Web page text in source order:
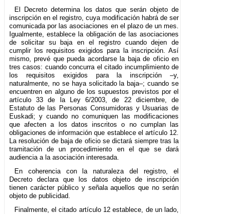
El Decreto determina los datos que serán objeto de
inscripción en el registro, cuya modificación habrá de ser
comunicada por las asociaciones en el plazo de un mes.
Igualmente, establece la obligación de las asociaciones
de solicitar su baja en el registro cuando dejen de
cumplir los requisitos exigidos para la inscripción. Así
mismo, prevé que pueda acordarse la baja de oficio en
tres casos: cuando concurra el citado incumplimiento de
los requisitos exigidos para la inscripción –y,
naturalmente, no se haya solicitado la baja–; cuando se
encuentren en alguno de los supuestos previstos por el
artículo 33 de la Ley 6/2003, de 22 diciembre, de
Estatuto de las Personas Consumidoras y Usuarias de
Euskadi; y cuando no comuniquen las modificaciones
que afecten a los datos inscritos o no cumplan las
obligaciones de información que establece el artículo 12.
La resolución de baja de oficio se dictará siempre tras la
tramitación de un procedimiento en el que se dará
audiencia a la asociación interesada.
En coherencia con la naturaleza del registro, el
Decreto declara que los datos objeto de inscripción
tienen carácter público y señala aquellos que no serán
objeto de publicidad.
Finalmente, el citado artículo 12 establece, de un lado,